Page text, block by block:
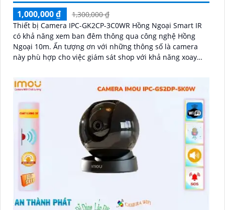
1,000,000 ₫
1,300,000 ₫
Thiết bị Camera IPC-GK2CP-3C0WR Hồng Ngoại Smart IR
có khả năng xem ban đêm thông qua công nghệ Hồng
Ngoại 10m. Ấn tượng ơn với những thông số là camera
này phù hợp cho việc giám sát shop với khả năng xoay